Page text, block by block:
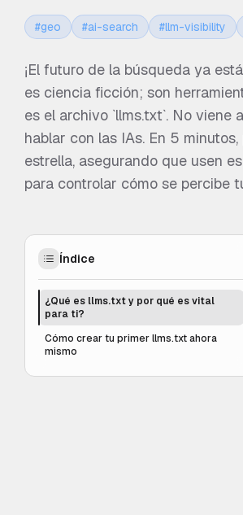
#geo #ai-search #llm-visibility
¡El futuro de la búsqueda ya
es ciencia ficción; son
es el archivo `llms.txt`. No viene
hablar con las IAs. En 5
estrella, asegurando que usen
para controlar cómo se percibe
Índice
¿Qué es llms.txt y por qué es vital
para ti?
Cómo crear tu primer llms.txt ahora
mismo